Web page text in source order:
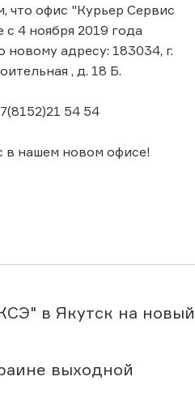
что офис "Курьер Сервис
4 ноября 2019 года
новому адресу: 183034, г.
, д. 18 Б.
54 54
в нашем новом офисе!
в Якутск на новый
выходной